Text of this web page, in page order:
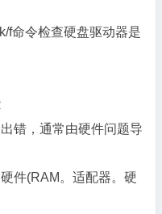
f命令检查硬盘驱动器是
错，通常由硬件问题导
件(RAM。适配器。硬